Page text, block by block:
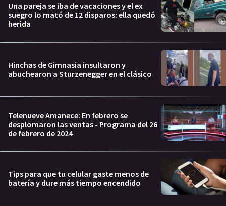
Una pareja se iba de vacaciones y el ex
suegro lo mató de 12 disparos: ella quedó
herida
Hinchas de Gimnasia insultaron y
abuchearon a Sturzenegger en el clásico
Telenueve Amanece: En febrero se
desplomaron las ventas - Programa del 26
de febrero de 2024
Tips para que tu celular gaste menos de
batería y dure más tiempo encendido